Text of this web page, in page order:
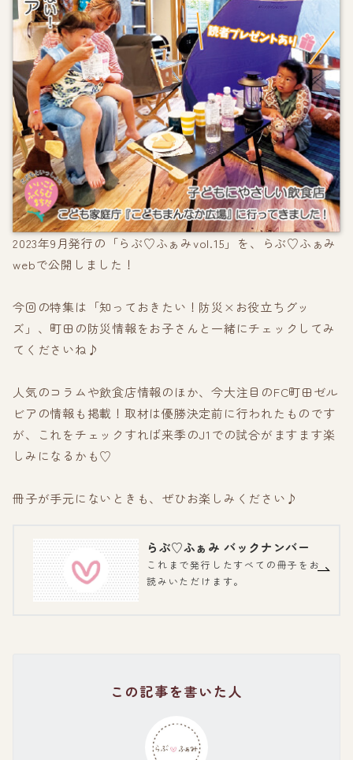
2023年9月発行の「らぶ♡ふぁみvol.15」を、らぶ♡ふぁみ
webで公開しました！
今回の特集は「知っておきたい！防災×お役立ちグッ
ズ」、町田の防災情報をお子さんと一緒にチェックしてみ
てくださいね♪
人気のコラムや飲食店情報のほか、今大注目のFC町田ゼル
ビアの情報も掲載！取材は優勝決定前に行われたものです
が、これをチェックすれば来季のJ1での試合がますます楽
しみになるかも♡
冊子が手元にないときも、ぜひお楽しみください♪
らぶ♡ふぁみ バックナンバー
これまで発行したすべての冊子をお
読みいただけます。
この記事を書いた人